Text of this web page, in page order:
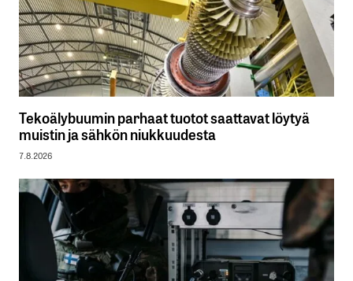
Tekoälybuumin parhaat tuotot saattavat löytyä
muistin ja sähkön niukkuudesta
7.8.2026